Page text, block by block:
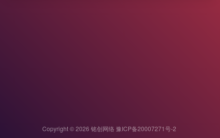
Copyright © 2026 铭创网络 豫ICP备20007271号-2